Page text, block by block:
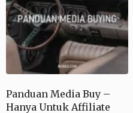
Panduan Media Buy –
Hanya Untuk Affiliate